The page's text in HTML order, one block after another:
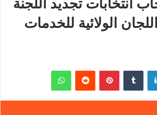
انتخابات تجديد اللجنة
الولائية للخدمات
لينكدإن بينتيريست واتساب